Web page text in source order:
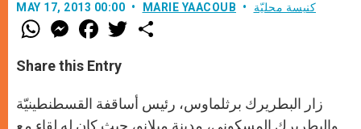
MAY 17, 2013 00:00 MARIE YAACOUB كنيسة محليّة
W
h
t
s
p
p
M
e
s
e
g
e
r
F
a
e
b
o
k
w
r
Share this Entry
زار البطريرك برثلماوس، رئيس أساقفة القسطنطينيّة
والبطريرك المسكوني، مدينة ميلانو، حيث كان له لقاء مع